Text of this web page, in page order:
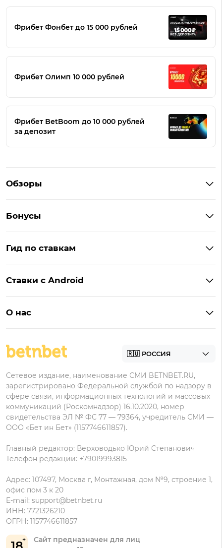
Фрибет Фонбет до 15 000 рублей
Фрибет Олимп 10 000 рублей
Фрибет BetBoom до 10 000 рублей
за депозит
Обзоры
BetBoom
Пари
Леон
Zenit
Бонусы
Бонусы BetBoom
Бонусы Леон
Гид по ставкам
БК для ставок с мобильного
Ставки с Android
Фонбет на Андроид
Олимп на Андроид
О нас
Пользовательское соглашение
данных
Сайт предназначен для лиц
Сетевое издание, наименование СМИ BETNBET.RU,
зарегистрировано Федеральной службой по надзору в
сфере связи, информационных технологий и массовых
коммуникаций (Роскомнадзор) 16.10.2020, номер
свидетельства ЭЛ № ФС 77 — 79364, учредитель СМИ —
ООО «Бет ин Бет» (1157746611857).
Главный редактор: Верховодько Юрий Степанович
Телефон редакции: +79019993815
Адрес: 107497, Москва г, Монтажная, дом №9, строение 1,
офис пом 3 к 20
E-mail: support@betnbet.ru
ИНН: 7721326210
ОГРН: 1157746611857